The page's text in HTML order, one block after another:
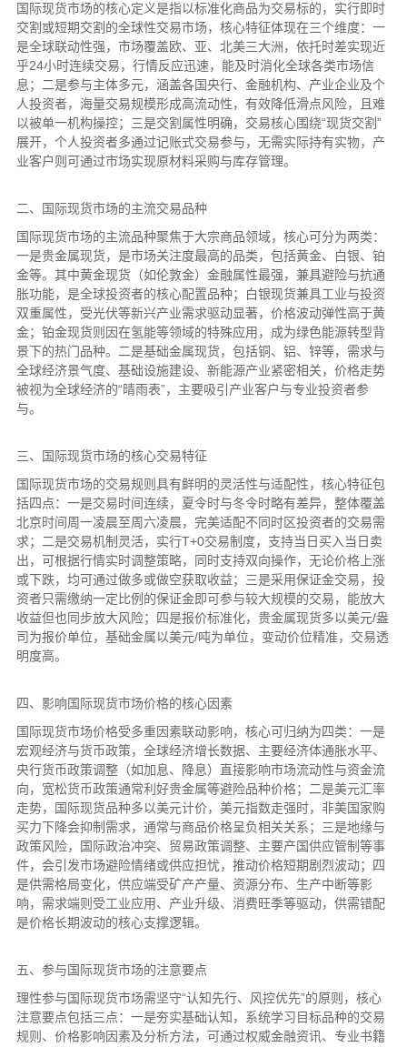
国际现货市场的核心定义是指以标准化商品为交易标的，实行即时
交割或短期交割的全球性交易市场，核心特征体现在三个维度：一
是全球联动性强，市场覆盖欧、亚、北美三大洲，依托时差实现近
乎24小时连续交易，行情反应迅速，能及时消化全球各类市场信
息；二是参与主体多元，涵盖各国央行、金融机构、产业企业及个
人投资者，海量交易规模形成高流动性，有效降低滑点风险，且难
以被单一机构操控；三是交割属性明确，交易核心围绕“现货交割”
展开，个人投资者多通过记账式交易参与，无需实际持有实物，产
业客户则可通过市场实现原材料采购与库存管理。
二、国际现货市场的主流交易品种
国际现货市场的主流品种聚焦于大宗商品领域，核心可分为两类：
一是贵金属现货，是市场关注度最高的品类，包括黄金、白银、铂
金等。其中黄金现货（如伦敦金）金融属性最强，兼具避险与抗通
胀功能，是全球投资者的核心配置品种；白银现货兼具工业与投资
双重属性，受光伏等新兴产业需求驱动显著，价格波动弹性高于黄
金；铂金现货则因在氢能等领域的特殊应用，成为绿色能源转型背
景下的热门品种。二是基础金属现货，包括铜、铝、锌等，需求与
全球经济景气度、基础设施建设、新能源产业紧密相关，价格走势
被视为全球经济的“晴雨表”，主要吸引产业客户与专业投资者参
与。
三、国际现货市场的核心交易特征
国际现货市场的交易规则具有鲜明的灵活性与适配性，核心特征包
括四点：一是交易时间连续，夏令时与冬令时略有差异，整体覆盖
北京时间周一凌晨至周六凌晨，完美适配不同时区投资者的交易需
求；二是交易机制灵活，实行T+0交易制度，支持当日买入当日卖
出，可根据行情实时调整策略，同时支持双向操作，无论价格上涨
或下跌，均可通过做多或做空获取收益；三是采用保证金交易，投
资者只需缴纳一定比例的保证金即可参与较大规模的交易，能放大
收益但也同步放大风险；四是报价标准化，贵金属现货多以美元/盎
司为报价单位，基础金属以美元/吨为单位，变动价位精准，交易透
明度高。
四、影响国际现货市场价格的核心因素
国际现货市场价格受多重因素联动影响，核心可归纳为四类：一是
宏观经济与货币政策，全球经济增长数据、主要经济体通胀水平、
央行货币政策调整（如加息、降息）直接影响市场流动性与资金流
向，宽松货币政策通常利好贵金属等避险品种价格；二是美元汇率
走势，国际现货品种多以美元计价，美元指数走强时，非美国家购
买力下降会抑制需求，通常与商品价格呈负相关关系；三是地缘与
政策风险，国际政治冲突、贸易政策调整、主要产国供应管制等事
件，会引发市场避险情绪或供应担忧，推动价格短期剧烈波动；四
是供需格局变化，供应端受矿产产量、资源分布、生产中断等影
响，需求端则受工业应用、产业升级、消费旺季等驱动，供需错配
是价格长期波动的核心支撑逻辑。
五、参与国际现货市场的注意要点
理性参与国际现货市场需坚守“认知先行、风控优先”的原则，核心
注意要点包括三点：一是夯实基础认知，系统学习目标品种的交易
规则、价格影响因素及分析方法，可通过权威金融资讯、专业书籍